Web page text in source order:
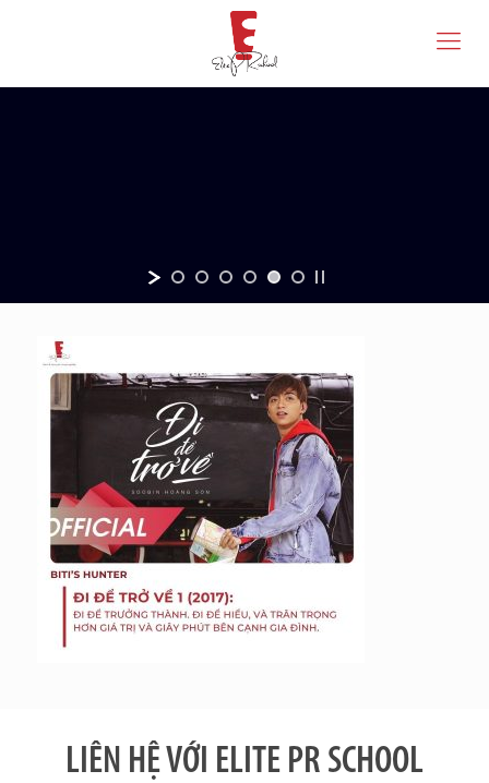
LIÊN HỆ VỚI ELITE PR SCHOOL